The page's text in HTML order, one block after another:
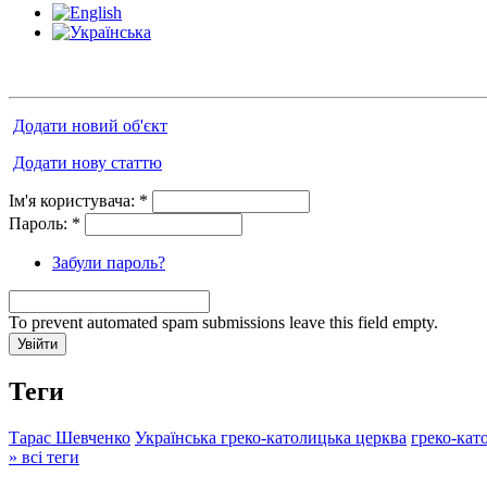
Додати новий об'єкт
Додати нову статтю
Ім'я користувача: *
Пароль: *
Забули пароль?
To prevent automated spam submissions leave this field empty.
Теги
Тарас Шевченко Українська греко-католицька церква греко-
» всі теги